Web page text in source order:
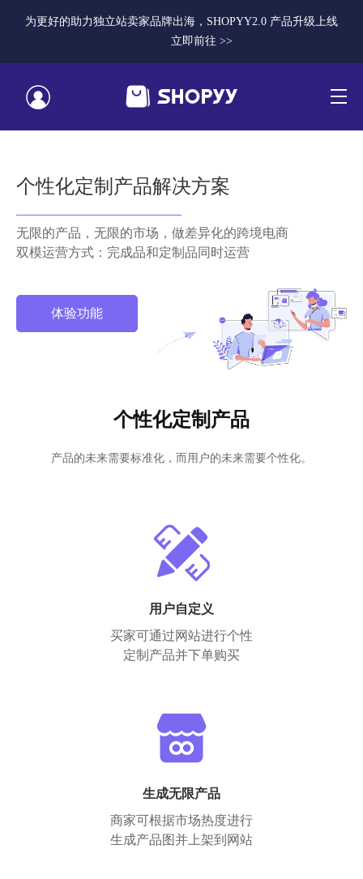
为更好的助力独立站卖家品牌出海，SHOPYY2.0 产品升级上线
立即前往 >>
个性化定制产品解决方案
无限的产品，无限的市场，做差异化的跨境电商
双模运营方式：完成品和定制品同时运营
体验功能
个性化定制产品
产品的未来需要标准化，而用户的未来需要个性化。
用户自定义
买家可通过网站进行个性
定制产品并下单购买
生成无限产品
商家可根据市场热度进行
生成产品图并上架到网站